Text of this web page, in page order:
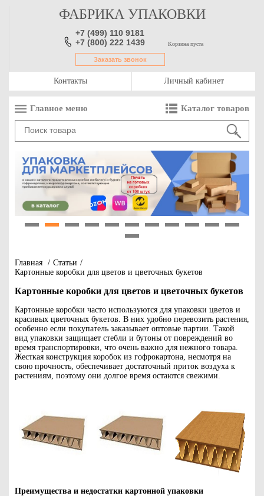
ФАБРИКА УПАКОВКИ
+7 (499) 110 9181
+7 (800) 222 1439
Заказать звонок
Корзина пуста
Контакты Личный кабинет
Главное меню Каталог товаров
Главная / Статьи /
Картонные коробки для цветов и цветочных букетов
Картонные коробки для цветов и цветочных букетов
Картонные коробки часто используются для упаковки цветов и
красивых цветочных букетов. В них удобно перевозить растения,
особенно если покупатель заказывает оптовые партии. Такой
вид упаковки защищает стебли и бутоны от повреждений во
время транспортировки, что очень важно для нежного товара.
Жесткая конструкция коробок из гофрокартона, несмотря на
свою прочность, обеспечивает достаточный приток воздуха к
растениям, поэтому они долгое время остаются свежими.
Преимущества и недостатки картонной упаковки